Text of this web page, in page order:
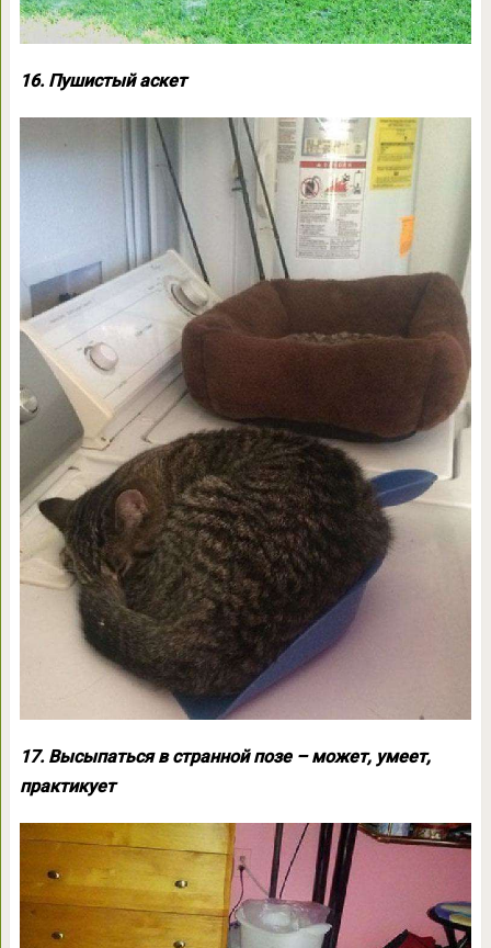
16. Пушистый аскет
17. Высыпаться в странной позе – может, умеет,
практикует